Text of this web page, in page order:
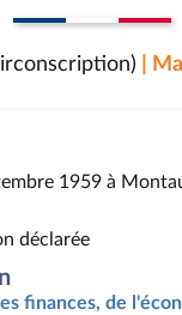
|
1959 à
déclarée
finances, de